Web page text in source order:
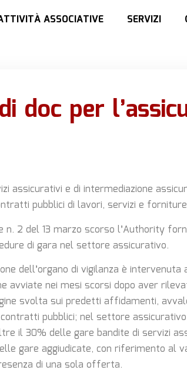
ASSOCIATIVE SERVIZI
doc per
assicurativi e di intermediazione
pubblici di lavori, servizi e
n. 2 del 13 marzo scorso l’Authority
di gara nel settore assicurativo.
dell’organo di vigilanza è intervenuta
avviate nei mesi scorsi dopo aver
svolta sui predetti affidamenti,
pubblici; nel settore
il 30% delle gare bandite di servizi
gare aggiudicate, con riferimento al
di una sola offerta.